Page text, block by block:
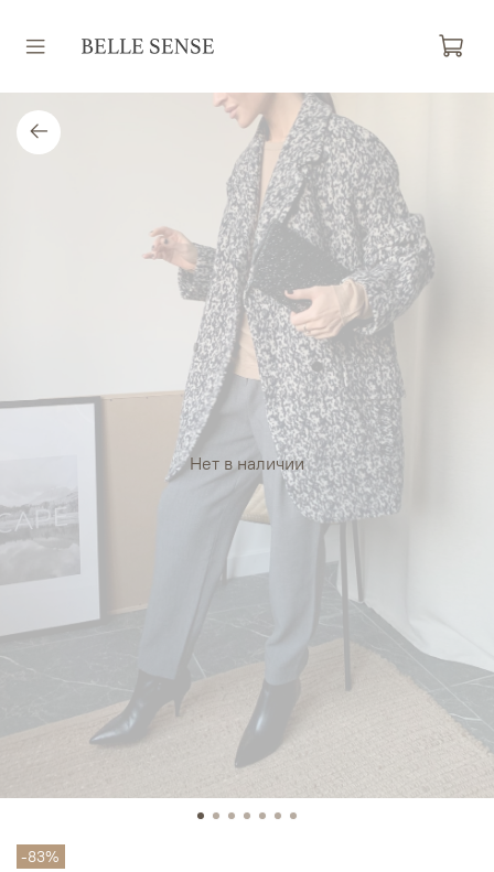
Нет в наличии
-83%